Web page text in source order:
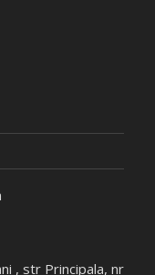
, str Principala, nr